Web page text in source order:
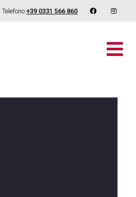
Telefono:+39 0331 566 860